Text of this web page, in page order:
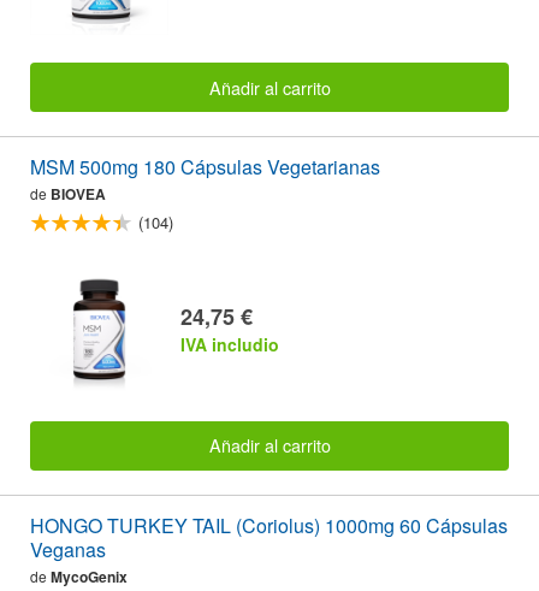
Añadir al carrito
MSM 500mg 180 Cápsulas Vegetarianas
de BIOVEA
(104)
24,75 €
IVA includio
Añadir al carrito
HONGO TURKEY TAIL (Coriolus) 1000mg 60 Cápsulas
Veganas
de MycoGenix